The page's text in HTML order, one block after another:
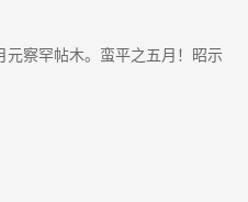
察罕帖木。蛮平之五月！昭示